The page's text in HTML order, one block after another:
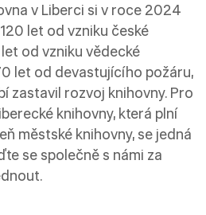
v Liberci si v roce 2024
let od vzniku české
od vzniku vědecké
let od devastujícího požáru,
zastavil rozvoj knihovny. Pro
knihovny, která plní
městské knihovny, se jedná
se společně s námi za